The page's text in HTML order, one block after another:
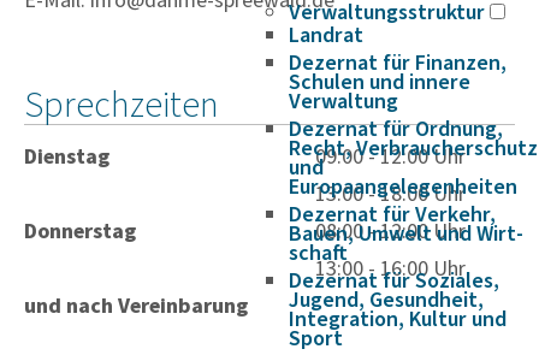
Verwaltungsstruktur
Landrat
Dezernat für Finanzen,
Schulen und innere
Verwaltung
Dezernat für Ordnung,
Recht, Verbraucherschutz
und
Europaangelegenheiten
Dezernat für Verkehr,
Bauen, Umwelt und Wirt­
schaft
Dezernat für Soziales,
Jugend, Gesundheit,
Integration, Kultur und
Sport
Sprechzeiten
Dienstag
09:00 - 12:00 Uhr
13:00 - 18:00 Uhr
Donnerstag
08:00 - 12:00 Uhr
13:00 - 16:00 Uhr
und nach Vereinbarung